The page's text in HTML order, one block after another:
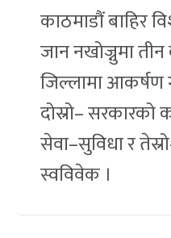
काठमाडौं बाहिर
जान नखोज्नुमा
जिल्लामा आकर्षण
दोस्रो– सरकारको
सेवा–सुविधा र
स्वविवेक ।